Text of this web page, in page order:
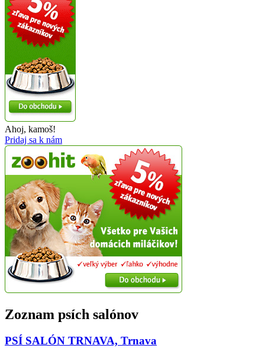
Ahoj, kamoš!
Pridaj sa k nám
Zoznam psích salónov
PSÍ SALÓN TRNAVA, Trnava